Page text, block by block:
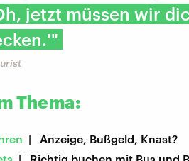
jetzt müssen wir
Thema:
| Anzeige, Bußgeld, Knast?